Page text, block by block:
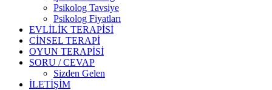
Psikolog Tavsiye
Psikolog Fiyatları
EVLİLİK TERAPİSİ
CİNSEL TERAPİ
OYUN TERAPİSİ
SORU / CEVAP
Sizden Gelen
İLETİŞİM